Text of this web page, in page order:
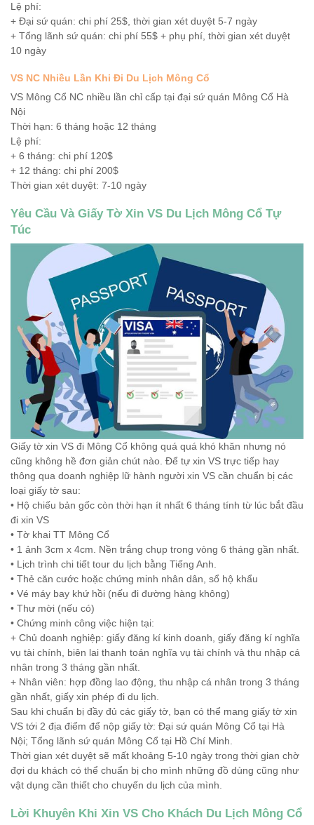
Lệ phí:
+ Đại sứ quán: chi phí 25$, thời gian xét duyệt 5-7 ngày
+ Tổng lãnh sứ quán: chi phí 55$ + phụ phí, thời gian xét duyệt
10 ngày
VS NC Nhiều Lần Khi Đi Du Lịch Mông Cổ
VS Mông Cổ NC nhiều lần chỉ cấp tại đại sứ quán Mông Cổ Hà
Nội
Thời hạn: 6 tháng hoặc 12 tháng
Lệ phí:
+ 6 tháng: chi phí 120$
+ 12 tháng: chi phí 200$
Thời gian xét duyệt: 7-10 ngày
Yêu Cầu Và Giấy Tờ Xin VS Du Lịch Mông Cổ Tự
Túc
Giấy tờ xin VS đi Mông Cổ không quá quá khó khăn nhưng nó
cũng không hề đơn giản chút nào. Để tự xin VS trực tiếp hay
thông qua doanh nghiệp lữ hành người xin VS cần chuẩn bị các
loại giấy tờ sau:
• Hộ chiếu bản gốc còn thời hạn ít nhất 6 tháng tính từ lúc bắt đầu
đi xin VS
• Tờ khai TT Mông Cổ
• 1 ảnh 3cm x 4cm. Nền trắng chụp trong vòng 6 tháng gần nhất.
• Lịch trình chi tiết tour du lịch bằng Tiếng Anh.
• Thẻ căn cước hoặc chứng minh nhân dân, sổ hộ khẩu
• Vé máy bay khứ hồi (nếu đi đường hàng không)
• Thư mời (nếu có)
• Chứng minh công việc hiện tại:
+ Chủ doanh nghiệp: giấy đăng kí kinh doanh, giấy đăng kí nghĩa
vụ tài chính, biên lai thanh toán nghĩa vụ tài chính và thu nhập cá
nhân trong 3 tháng gần nhất.
+ Nhân viên: hợp đồng lao động, thu nhập cá nhân trong 3 tháng
gần nhất, giấy xin phép đi du lịch.
Sau khi chuẩn bị đầy đủ các giấy tờ, bạn có thể mang giấy tờ xin
VS tới 2 địa điểm để nộp giấy tờ: Đại sứ quán Mông Cổ tại Hà
Nội; Tổng lãnh sứ quán Mông Cổ tại Hồ Chí Minh.
Thời gian xét duyệt sẽ mất khoảng 5-10 ngày trong thời gian chờ
đợi du khách có thể chuẩn bị cho mình những đồ dùng cũng như
vật dụng cần thiết cho chuyến du lịch của mình.
Lời Khuyên Khi Xin VS Cho Khách Du Lịch Mông Cổ